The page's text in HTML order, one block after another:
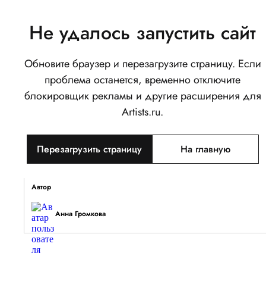
Не удалось запустить сайт
Обновите браузер и перезагрузите страницу. Если
проблема останется, временно отключите
блокировщик рекламы и другие расширения для
Artists.ru.
Перезагрузить страницу На главную
Поцелуй любви
Написать
Поделиться
Тип объекта
Изображение
Автор
Анна Громкова